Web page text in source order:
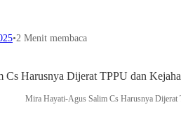
•2 Menit membaca
Mira Hayati-Agus Salim Cs Harusnya Dijerat